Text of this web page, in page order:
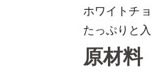
ホワイトチ
たっぷりと入
原材料